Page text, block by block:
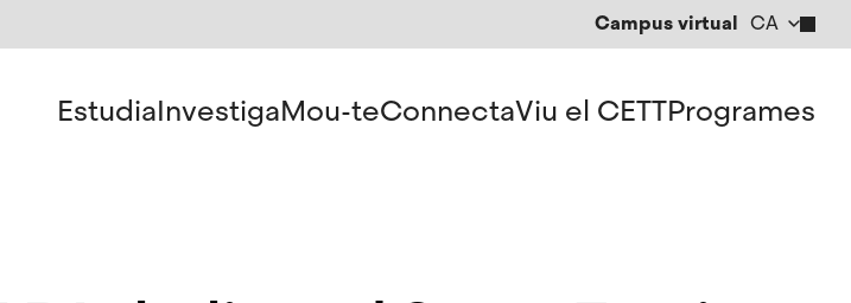
Campus virtual CA
EN
EstudiaInvestigaMou-teConnectaViu el CETTProgrames